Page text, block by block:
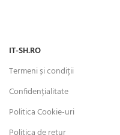
IT-SH.RO
Termeni și condiții
Confidențialitate
Politica Cookie-uri